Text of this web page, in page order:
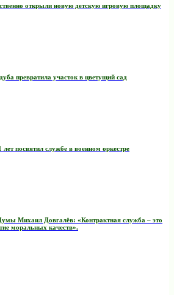
открыли новую детскую игровую площадку
превратила участок в цветущий сад
посвятил службе в военном оркестре
Михаил Довгалёв: «Контрактная служба – это
моральных качеств».